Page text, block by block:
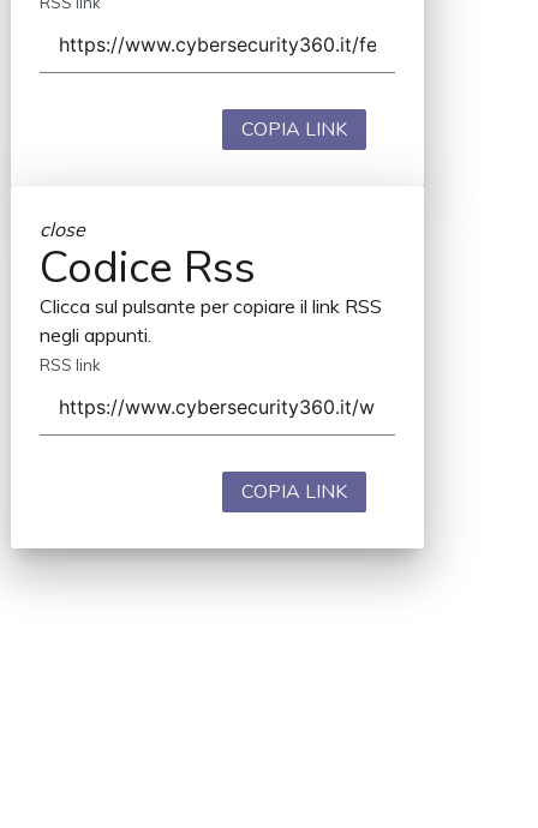
COPIA LINK
close
Codice Rss
Clicca sul pulsante per copiare il link RSS
negli appunti.
RSS link
COPIA LINK